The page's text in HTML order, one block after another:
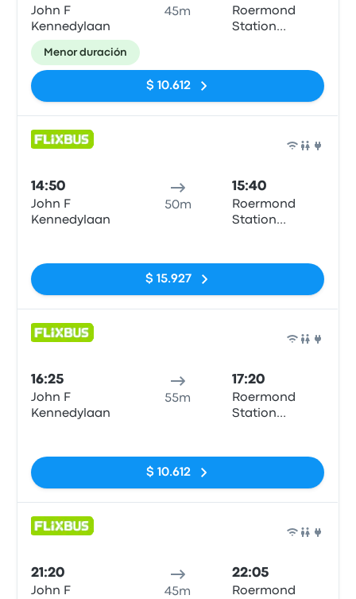
John F
Kennedylaan
45m
Roermond
Station
Menor duración
$ 10.612
14:50
John F
Kennedylaan
50m
15:40
Roermond
Station
$ 15.927
16:25
John F
Kennedylaan
55m
17:20
Roermond
Station
$ 10.612
21:20
John F
45m
22:05
Roermond